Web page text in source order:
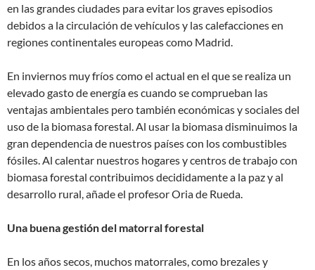
en las grandes ciudades para evitar los graves episodios
debidos a la circulación de vehículos y las calefacciones en
regiones continentales europeas como Madrid.
En inviernos muy fríos como el actual en el que se realiza un
elevado gasto de energía es cuando se comprueban las
ventajas ambientales pero también económicas y sociales del
uso de la biomasa forestal. Al usar la biomasa disminuimos la
gran dependencia de nuestros países con los combustibles
fósiles. Al calentar nuestros hogares y centros de trabajo con
biomasa forestal contribuimos decididamente a la paz y al
desarrollo rural, añade el profesor Oria de Rueda.
Una buena gestión del matorral forestal
En los años secos, muchos matorrales, como brezales y